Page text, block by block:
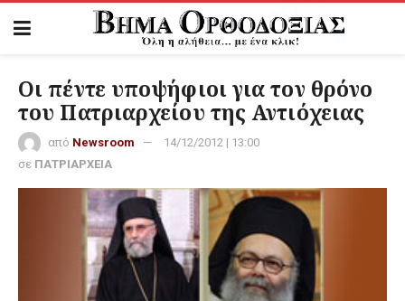
Οι πέντε υποψήφιοι για τον θρόνο
του Πατριαρχείου της Αντιόχειας
από Newsroom
14/12/2012 | 13:00
σε ΠΑΤΡΙΑΡΧΕΙΑ